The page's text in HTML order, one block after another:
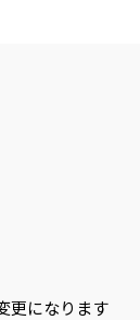
更になります